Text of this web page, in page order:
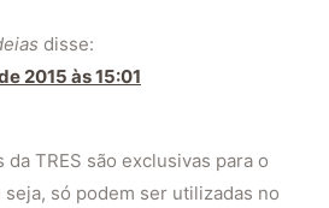
disse:
2015 às 15:01
da TRES são exclusivas para o
seja, só podem ser utilizadas no